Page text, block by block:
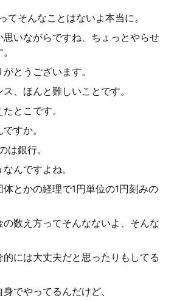
てそんなことはないよ本当に。
思いながらですね、ちょっとやらせ
とうございます。
、ほんと難しいことです。
とこです。
すか。
は銀行。
んですよね。
とかの経理で1円単位の1円刻みの
数え方ってそんなないよ、そんな
には大丈夫だと思ったりもしてる
でやってるんだけど、